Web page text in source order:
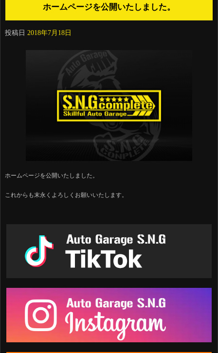
ホームページを公開いたしました。
投稿日 2018年7月18日
ホームページを公開いたしました。
これからも末永くよろしくお願いいたします。